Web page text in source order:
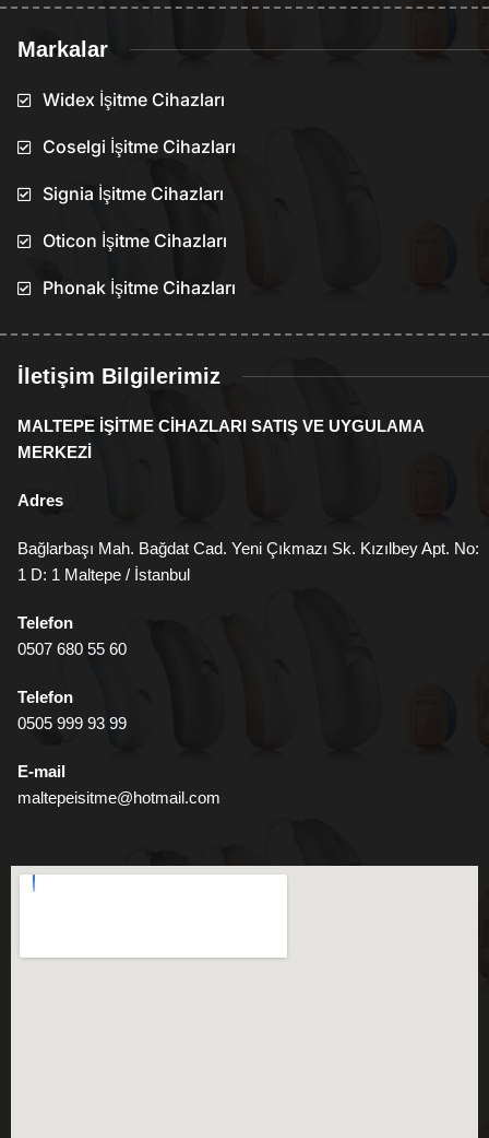
Markalar
Widex İşitme Cihazları
Coselgi İşitme Cihazları
Signia İşitme Cihazları
Oticon İşitme Cihazları
Phonak İşitme Cihazları
İletişim Bilgilerimiz
MALTEPE İŞİTME CİHAZLARI SATIŞ VE UYGULAMA
MERKEZİ
Adres
Bağlarbaşı Mah. Bağdat Cad. Yeni Çıkmazı Sk. Kızılbey Apt. No:
1 D: 1 Maltepe / İstanbul
Telefon
0507 680 55 60
Telefon
0505 999 93 99
E-mail
maltepeisitme@hotmail.com